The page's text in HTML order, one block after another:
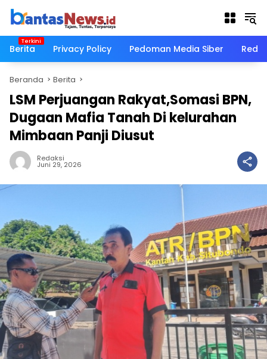
Langsung
Berita
Privacy Policy Pedoman Media Siber
Beranda Berita
LSM Perjuangan Rakyat,Somasi BPN,
Dugaan Mafia Tanah Di kelurahan
Mimbaan Panji Diusut
Redaksi
Juni 29, 2026